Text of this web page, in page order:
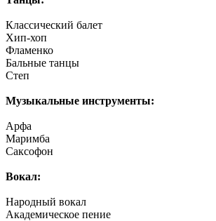
Классический балет
Хип-хоп
Фламенко
Бальные танцы
Степ
Музыкальные инструменты:
Арфа
Маримба
Саксофон
Вокал:
Народный вокал
Академическое пение